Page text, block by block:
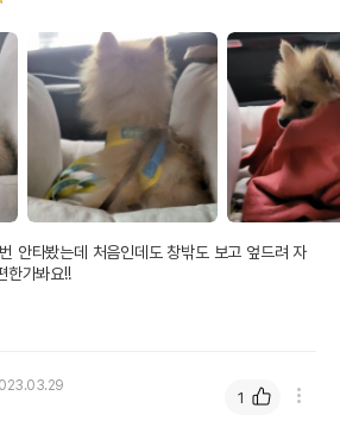
안타봤는데 처음인데도 창밖도 보고 엎드려 자
한가봐요!!
1